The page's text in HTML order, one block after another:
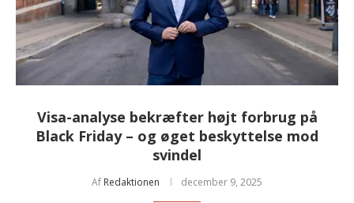
Visa-analyse bekræfter højt forbrug på
Black Friday – og øget beskyttelse mod
svindel
Af Redaktionen december 9, 2025